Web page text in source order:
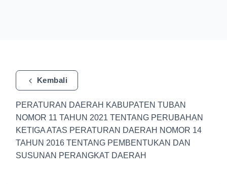
Kembali
PERATURAN DAERAH KABUPATEN TUBAN
NOMOR 11 TAHUN 2021 TENTANG PERUBAHAN
KETIGA ATAS PERATURAN DAERAH NOMOR 14
TAHUN 2016 TENTANG PEMBENTUKAN DAN
SUSUNAN PERANGKAT DAERAH